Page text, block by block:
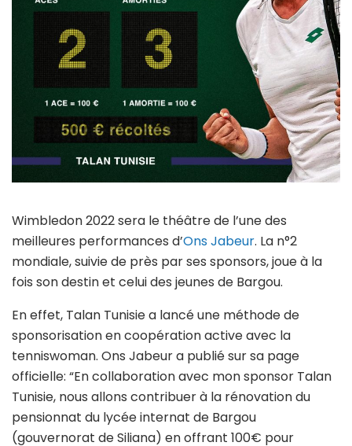
Wimbledon 2022 sera le théâtre de l’une des
meilleures performances d’Ons Jabeur. La n°2
mondiale, suivie de près par ses sponsors, joue à la
fois son destin et celui des jeunes de Bargou.
En effet, Talan Tunisie a lancé une méthode de
sponsorisation en coopération active avec la
tenniswoman. Ons Jabeur a publié sur sa page
officielle: “En collaboration avec mon sponsor Talan
Tunisie, nous allons contribuer à la rénovation du
pensionnat du lycée internat de Bargou
(gouvernorat de Siliana) en offrant 100€ pour